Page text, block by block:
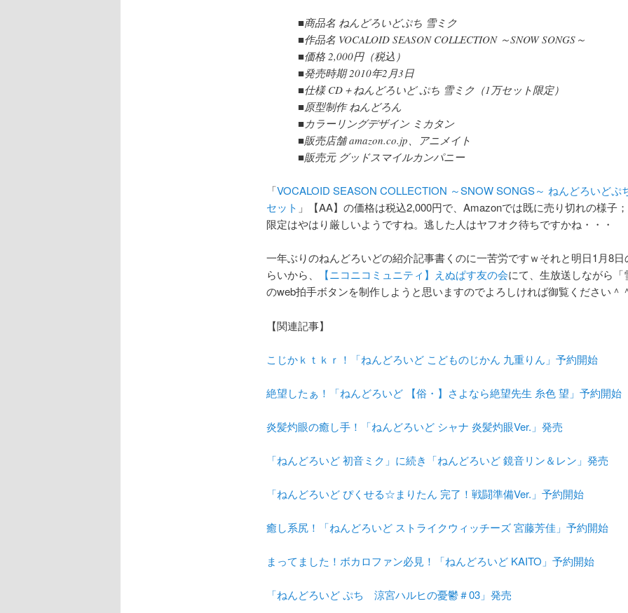
■商品名 ねんどろいどぷち 雪ミク
■作品名 VOCALOID SEASON COLLECTION ～SNOW SONGS～
■価格 2,000円（税込）
■発売時期 2010年2月3日
■仕様 CD＋ねんどろいど ぷち 雪ミク（1万セット限定）
■原型制作 ねんどろん
■カラーリングデザイン ミカタン
■販売店舗 amazon.co.jp、アニメイト
■販売元 グッドスマイルカンパニー
「VOCALOID SEASON COLLECTION ～SNOW SONGS～ ねんどろいどぷ
セット 」【AA】の価格は税込2,000円で、Amazonでは既に売り切れの様子
限定はやはり厳しいようですね。逃した人はヤフオク待ちですかね・・・
一年ぶりのねんどろいどの紹介記事書くのに一苦労ですｗそれと明日1月8日
らいから、
【ニコニコミュニティ】えぬぱす友の会にて、生放送しながら「
のweb拍手ボタンを制作しようと思いますのでよろしければ御覧ください＾
【関連記事】
こじかｋｔｋｒ！「ねんどろいど こどものじかん 九重りん」予約開始
絶望したぁ！「ねんどろいど 【俗・】さよなら絶望先生 糸色 望」予約開始
炎髪灼眼の癒し手！「ねんどろいど シャナ 炎髪灼眼Ver.」発売
「ねんどろいど 初音ミク」に続き「ねんどろいど 鏡音リン＆レン」発売
「ねんどろいど ぴくせる☆まりたん 完了！戦闘準備Ver.」予約開始
癒し系尻！「ねんどろいど ストライクウィッチーズ 宮藤芳佳」予約開始
まってました！ボカロファン必見！「ねんどろいど KAITO」予約開始
「ねんどろいど ぷち 涼宮ハルヒの憂鬱＃03」発売